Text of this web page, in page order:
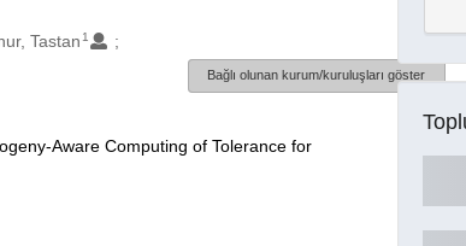
Tastan 1
Bağlı olunan kurum/kuruluşları göster
Aware Computing of Tolerance for